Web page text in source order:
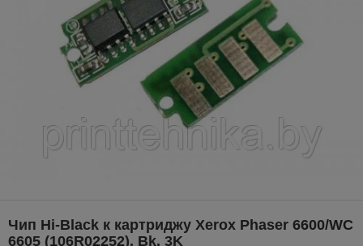
Чип Hi-Black к картриджу Xerox Phaser 6600/WC
6605 (106R02252), Bk, 3K